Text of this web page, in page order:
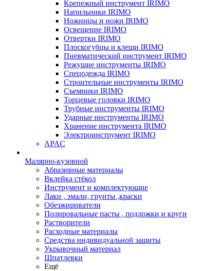
Крепежный инструмент IRIMO
Напильники IRIMO
Ножницы и ножи IRIMO
Освещение IRIMO
Отвертки IRIMO
Плоскогубцы и клещи IRIMO
Пневматический инструмент IRIMO
Режущие инструменты IRIMO
Спецодежда IRIMO
Строительные инструменты IRIMO
Съемники IRIMO
Торцевые головки IRIMO
Трубные инструменты IRIMO
Ударные инструменты IRIMO
Хранение инструмента IRIMO
Электроинструмент IRIMO
APAC
Малярно-кузовной
Абразивные материалы
Вклейка стёкол
Инструмент и комплектующие
Лаки , эмали, грунты ,краски
Обезжириватели
Полировальные пасты , подложки и круги
Растворители
Расходные материалы
Средства индивидуальной защиты
Укрывочный материал
Шпатлевки
Ещё